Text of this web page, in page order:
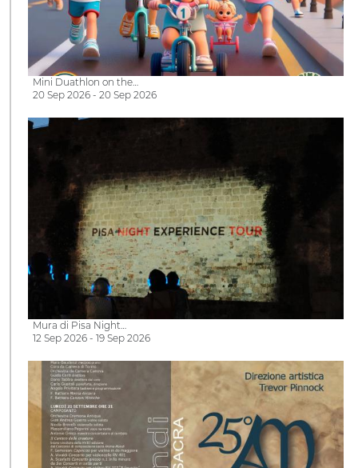
Mini Duathlon on the…
20 Sep 2026 - 20 Sep 2026
Mura di Pisa Night…
12 Sep 2026 - 19 Sep 2026